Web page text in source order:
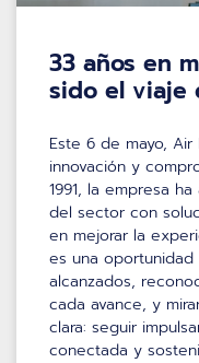
33 años en
sido el viaje
Este 6 de mayo,
innovación y
1991, la empresa
del sector con
en mejorar la
es una
alcanzados,
cada avance, y
clara: seguir
conectada y